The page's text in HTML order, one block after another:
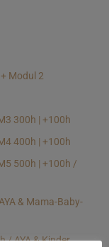
Modul 2
300h | +100h
400h | +100h
500h | +100h /
& Mama-Baby-
/ AYA & Kinder